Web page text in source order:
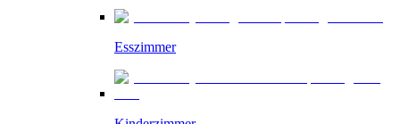
Esszimmer